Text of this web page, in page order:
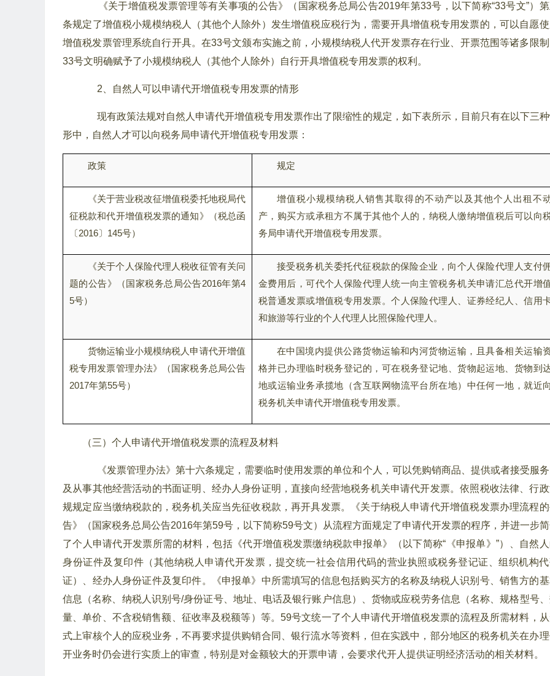
《关于增值税发票管理等有关事项的公告》（国家税务总局公告2019年第33号，以下简称“33号文”）
条规定了增值税小规模纳税人（其他个人除外）发生增值税应税行为，需要开具增值税专用发票的，可以自愿使
增值税发票管理系统自行开具。在33号文颁布实施之前，小规模纳税人代开发票存在行业、开票范围等诸多限制
33号文明确赋予了小规模纳税人（其他个人除外）自行开具增值税专用发票的权利。
2、自然人可以申请代开增值税专用发票的情形
现有政策法规对自然人申请代开增值税专用发票作出了限缩性的规定，如下表所示，目前只有在以下三
形中，自然人才可以向税务局申请代开增值税专用发票：
政策 规定
《关于营业税改征增值税委托地税局代
征税款和代开增值税发票的通知》（税总函
〔2016〕145号）
增值税小规模纳税人销售其取得的不动产以及其他个人出租不
产，购买方或承租方不属于其他个人的，纳税人缴纳增值税后可以向
务局申请代开增值税专用发票。
《关于个人保险代理人税收征管有关问
题的公告》（国家税务总局公告2016年第4
5号）
接受税务机关委托代征税款的保险企业，向个人保险代理人支付
金费用后，可代个人保险代理人统一向主管税务机关申请汇总代开增
税普通发票或增值税专用发票。个人保险代理人、证券经纪人、信用
和旅游等行业的个人代理人比照保险代理人。
货物运输业小规模纳税人申请代开增值
税专用发票管理办法》（国家税务总局公告
2017年第55号）
在中国境内提供公路货物运输和内河货物运输，且具备相关运输
格并已办理临时税务登记的，可在税务登记地、货物起运地、货物到
地或运输业务承揽地（含互联网物流平台所在地）中任何一地，就近向
税务机关申请代开增值税专用发票。
（三）个人申请代开增值税发票的流程及材料
《发票管理办法》第十六条规定，需要临时使用发票的单位和个人，可以凭购销商品、提供或者接受服务
及从事其他经营活动的书面证明、经办人身份证明，直接向经营地税务机关申请代开发票。依照税收法律、行
规规定应当缴纳税款的，税务机关应当先征收税款，再开具发票。《关于纳税人申请代开增值税发票办理流程
告》（国家税务总局公告2016年第59号，以下简称59号文）从流程方面规定了申请代开发票的程序，并进一步
了个人申请代开发票所需的材料，包括《代开增值税发票缴纳税款申报单》（以下简称“《申报单》”）、自然
身份证件及复印件（其他纳税人申请代开发票，提交统一社会信用代码的营业执照或税务登记证、组织机构
证）、经办人身份证件及复印件。《申报单》中所需填写的信息包括购买方的名称及纳税人识别号、销售方的
信息（名称、纳税人识别号/身份证号、地址、电话及银行账户信息）、货物或应税劳务信息（名称、规格型号
量、单价、不含税销售额、征收率及税额等）等。59号文统一了个人申请代开增值税发票的流程及所需材料，
式上审核个人的应税业务，不再要求提供购销合同、银行流水等资料，但在实践中，部分地区的税务机关在办
开业务时仍会进行实质上的审查，特别是对金额较大的开票申请，会要求代开人提供证明经济活动的相关材料。